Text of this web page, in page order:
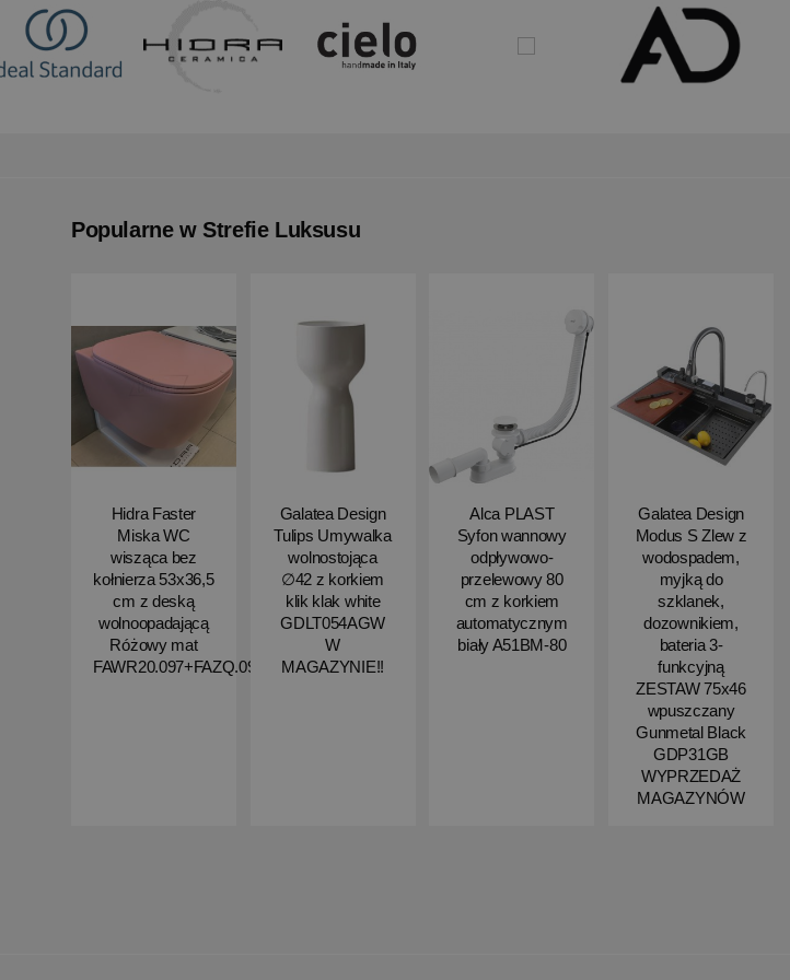
Popularne w Strefie Luksusu
Hidra Faster
Miska WC
wisząca bez
kołnierza 53x36,5
cm z deską
wolnoopadającą
Różowy mat
FAWR20.097+FAZQ.097
Galatea Design
Tulips Umywalka
wolnostojąca
∅42 z korkiem
klik klak white
GDLT054AGW
W
MAGAZYNIE!!
Alca PLAST
Syfon wannowy
odpływowo-
przelewowy 80
cm z korkiem
automatycznym
biały A51BM-80
Galatea Design
Modus S Zlew z
wodospadem,
myjką do
szklanek,
dozownikiem,
bateria 3-
funkcyjną
ZESTAW 75x46
wpuszczany
Gunmetal Black
GDP31GB
WYPRZEDAŻ
MAGAZYNÓW